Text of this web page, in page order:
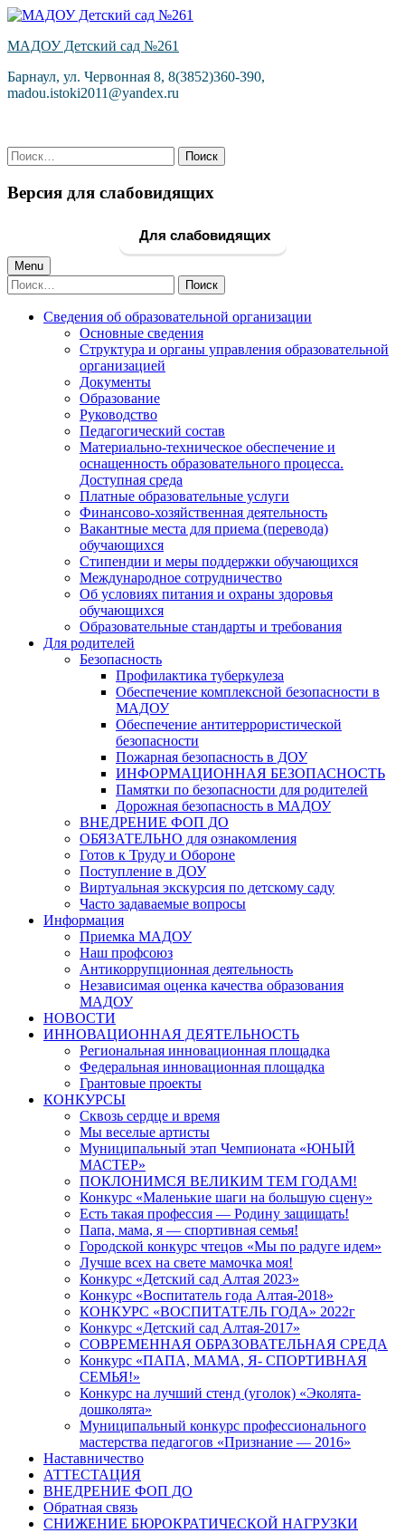
Skip
content
МАДОУ Детский сад №261
Барнаул, ул. Червонная 8, 8(3852)360-390,
madou.istoki2011@yandex.ru
Найти:
Версия для слабовидящих
Для слабовидящих
Primary
Menu
Menu
Найти:
Сведения об образовательной организации
Основные сведения
Структура и органы управления образовательной
организацией
Документы
Образование
Руководство
Педагогический состав
Материально-техническое обеспечение и
оснащенность образовательного процесса.
Доступная среда
Платные образовательные услуги
Финансово-хозяйственная деятельность
Вакантные места для приема (перевода)
обучающихся
Стипендии и меры поддержки обучающихся
Международное сотрудничество
Об условиях питания и охраны здоровья
обучающихся
Образовательные стандарты и требования
Для родителей
Безопасность
Профилактика туберкулеза
Обеспечение комплексной безопасности в
МАДОУ
Обеспечение антитеррористической
безопасности
Пожарная безопасность в ДОУ
ИНФОРМАЦИОННАЯ БЕЗОПАСНОСТЬ
Памятки по безопасности для родителей
Дорожная безопасность в МАДОУ
ВНЕДРЕНИЕ ФОП ДО
ОБЯЗАТЕЛЬНО для ознакомления
Готов к Труду и Обороне
Поступление в ДОУ
Виртуальная экскурсия по детскому саду
Часто задаваемые вопросы
Информация
Приемка МАДОУ
Наш профсоюз
Антикоррупционная деятельность
Независимая оценка качества образования
МАДОУ
НОВОСТИ
ИННОВАЦИОННАЯ ДЕЯТЕЛЬНОСТЬ
Региональная инновационная площадка
Федеральная инновационная площадка
Грантовые проекты
КОНКУРСЫ
Сквозь сердце и время
Мы веселые артисты
Муниципальный этап Чемпионата «ЮНЫЙ
МАСТЕР»
ПОКЛОНИМСЯ ВЕЛИКИМ ТЕМ ГОДАМ!
Конкурс «Маленькие шаги на большую сцену»
Есть такая профессия — Родину защищать!
Папа, мама, я — спортивная семья!
Городской конкурс чтецов «Мы по радуге идем»
Лучше всех на свете мамочка моя!
Конкурс «Детский сад Алтая 2023»
Конкурс «Воспитатель года Алтая-2018»
КОНКУРС «ВОСПИТАТЕЛЬ ГОДА» 2022г
Конкурс «Детский сад Алтая-2017»
СОВРЕМЕННАЯ ОБРАЗОВАТЕЛЬНАЯ СРЕДА
Конкурс «ПАПА, МАМА, Я- СПОРТИВНАЯ
СЕМЬЯ!»
Конкурс на лучший стенд (уголок) «Эколята-
дошколята»
Муниципальный конкурс профессионального
мастерства педагогов «Признание — 2016»
Наставничество
АТТЕСТАЦИЯ
ВНЕДРЕНИЕ ФОП ДО
Обратная связь
СНИЖЕНИЕ БЮРОКРАТИЧЕСКОЙ НАГРУЗКИ